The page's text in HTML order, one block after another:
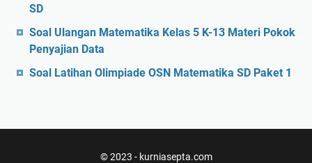
SD
Soal Ulangan Matematika Kelas 5 K-13 Materi Pokok
Penyajian Data
Soal Latihan Olimpiade OSN Matematika SD Paket 1
© 2023 - kurniasepta.com